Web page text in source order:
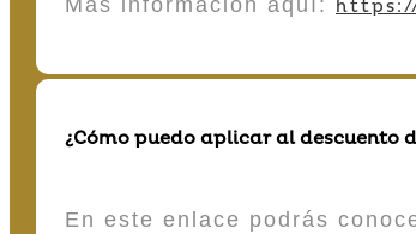
Más información aquí:
¿Cómo puedo aplicar al descuento
En este enlace podrás